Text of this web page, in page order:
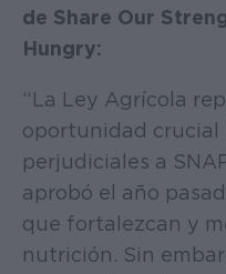
de Share Our
Hungry:
“La Ley Agrícola
oportunidad crucial
perjudiciales a
aprobó el año
que fortalezcan y
nutrición. Sin